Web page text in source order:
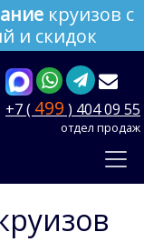
круизов с
и скидок
+7 ( 499 ) 404 09 55
отдел продаж